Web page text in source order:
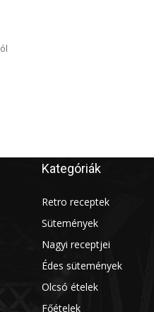
Kategóriák
Retro receptek
Sütemények
Nagyi receptjei
Édes sütemények
Olcsó ételek
Főételek